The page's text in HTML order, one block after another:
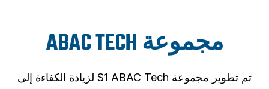
مجموعة ABAC TECH
تم تطوير مجموعة S1 ABAC Tech لزيادة الكفاءة إلى